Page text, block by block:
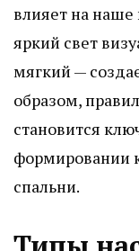
влияет на наше
яркий свет
мягкий —
образом,
становится
формировании
спальни.